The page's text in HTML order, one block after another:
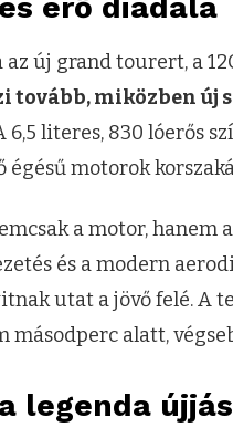
új grand tourert, a
tovább, miközben
6,5 literes, 830 lóerős
égésű motorok
a motor, hanem
és a modern
utat a jövő felé. A
alatt,
legenda